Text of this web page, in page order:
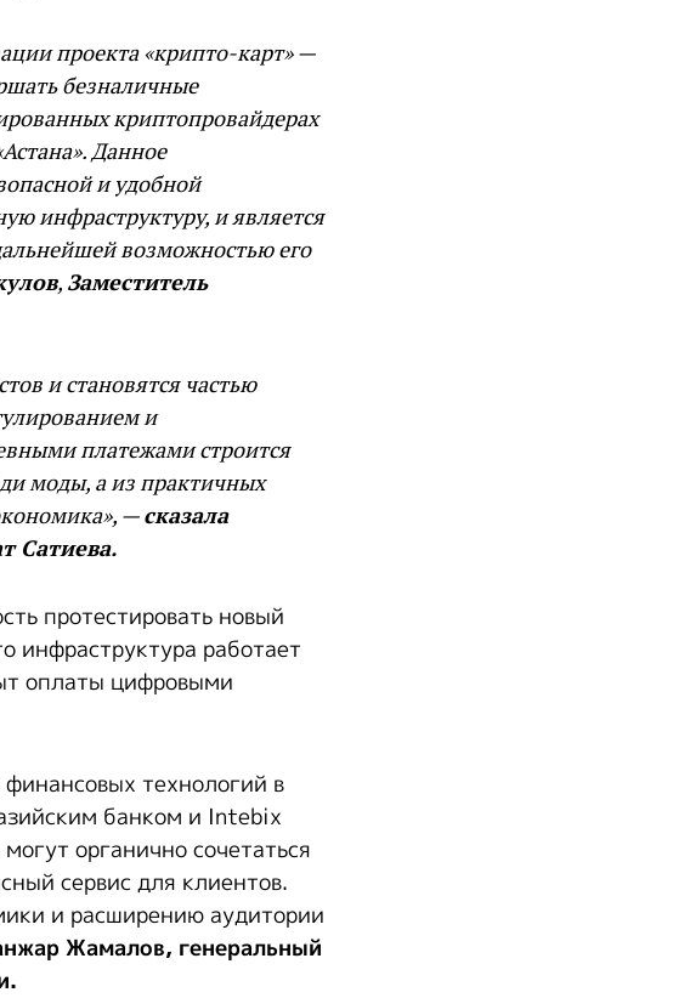
проекта «крипто-карт» —
безналичные
криптопровайдерах
Данное
и удобной
инфраструктуру, и является
возможностью его
, Заместитель
и становятся частью
и
платежами строится
моды, а из практичных
—сказала
Сатиева.
протестировать новый
инфраструктура работает
оплаты цифровыми
технологий в
банком и Intebix
органично сочетаться
сервис для клиентов.
и расширению аудитории
Жамалов, генеральный